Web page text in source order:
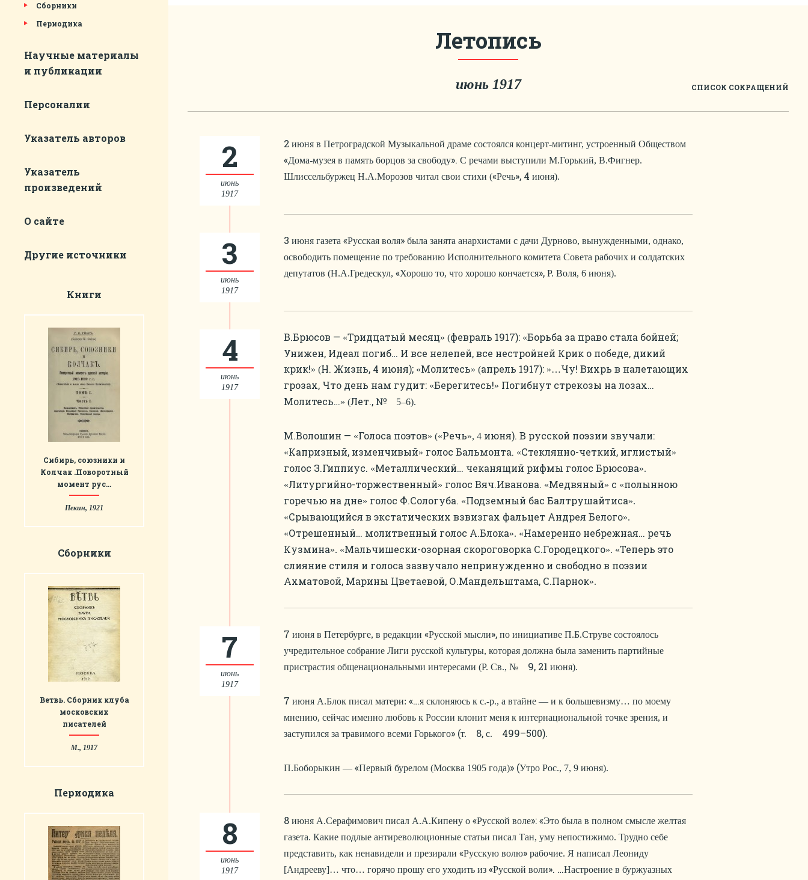
Сборники
Периодика
Научные материалы
и публикации
Персоналии
Указатель авторов
Указатель
произведений
О сайте
Другие источники
Книги
Сибирь, союзники и
Колчак .Поворотный
момент рус…
Пекин, 1921
Сборники
Ветвь. Сборник клуба
московских
писателей
М., 1917
Периодика
СПИСОК СОКРАЩЕНИЙ
Летопись
июнь 1917
2
июнь
1917
2 июня в Петроградской Музыкальной драме состоялся концерт-митинг, устроенный Обществом
«Дома-музея в память борцов за свободу». С речами выступили М.Горький, В.Фигнер.
Шлиссельбуржец Н.А.Морозов читал свои стихи («Речь», 4 июня).
3
июнь
1917
3 июня газета «Русская воля» была занята анархистами с дачи Дурново, вынужденными, однако,
освободить помещение по требованию Исполнительного комитета Совета рабочих и солдатских
депутатов (Н.А.Гредескул, «Хорошо то, что хорошо кончается», Р. Воля, 6 июня).
4
июнь
1917
В.Брюсов — «Тридцатый месяц» (февраль 1917): «Борьба за право стала бойней;
Унижен, Идеал погиб… И все нелепей, все нестройней Крик о победе, дикий
крик!» (Н. Жизнь, 4 июня); «Молитесь» (апрель 1917): »…Чу! Вихрь в налетающих
грозах, Что день нам гудит: «Берегитесь!» Погибнут стрекозы на лозах…
Молитесь…» (Лет., № 5–6).
М.Волошин — «Голоса поэтов» («Речь», 4 июня). В русской поэзии звучали:
«Капризный, изменчивый» голос Бальмонта. «Стеклянно-четкий, иглистый»
голос З.Гиппиус. «Металлический… чеканящий рифмы голос Брюсова».
«Литургийно-торжественный» голос Вяч.Иванова. «Медвяный» с «полынною
горечью на дне» голос Ф.Сологуба. «Подземный бас Балтрушайтиса».
«Срывающийся в экстатических взвизгах фальцет Андрея Белого».
«Отрешенный… молитвенный голос А.Блока». «Намеренно небрежная… речь
Кузмина». «Мальчишески-озорная скороговорка С.Городецкого». «Теперь это
слияние стиля и голоса зазвучало непринужденно и свободно в поэзии
Ахматовой, Марины Цветаевой, О.Мандельштама, С.Парнок».
7
июнь
1917
7 июня в Петербурге, в редакции «Русской мысли», по инициативе П.Б.Струве состоялось
учредительное собрание Лиги русской культуры, которая должна была заменить партийные
пристрастия общенациональными интересами (Р. Св., №
9, 21 июня).
7 июня А.Блок писал матери: «…я склоняюсь к с.-р., а втайне — и к большевизму… по моему
мнению, сейчас именно любовь к России клонит меня к интернациональной точке зрения, и
заступился за травимого всеми Горького» (т. 8, с. 499–500).
П.Боборыкин — «Первый бурелом (Москва 1905 года)» (Утро Рос., 7, 9 июня).
8
июнь
1917
8 июня А.Серафимович писал А.А.Кипену о «Русской воле»: «Это была в полном смысле желтая
газета. Какие подлые антиреволюционные статьи писал Тан, уму непостижимо. Трудно себе
представить, как ненавидели и презирали «Русскую волю» рабочие. Я написал Леониду
[Андрееву]… что… горячо прошу его уходить из «Русской воли». …Настроение в буржуазных